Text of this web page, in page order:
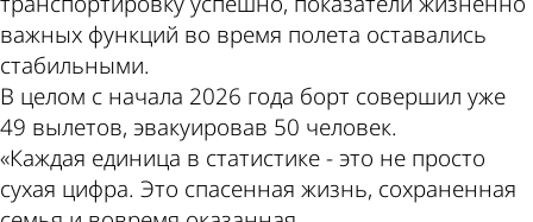
важных функций во время полета оставались
стабильными.
В целом с начала 2026 года борт совершил уже
49 вылетов, эвакуировав 50 человек.
«Каждая единица в статистике - это не просто
сухая цифра. Это спасенная жизнь, сохраненная